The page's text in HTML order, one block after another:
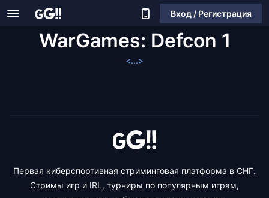
Вход / Регистрация
WarGames: Defcon 1
<...>
Первая киберспортивная стриминговая платформа в СНГ.
Стримы игр и IRL, турниры по популярным играм,